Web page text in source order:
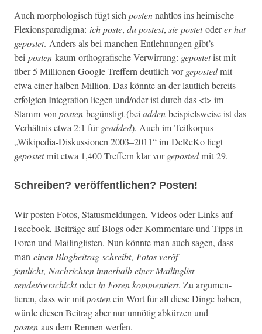
Auch mor­phol­o­gisch fügt sichpostennaht­los ins heimis­che
Flex­ion­spar­a­dig­ma: ich poste, du postest, sie postetoderer hat
gepostet. Anders als bei manchen Entlehnun­gen gibt’s
bei posten kaum orthografis­che Ver­wirrung: gepostetist mit
über 5 Mil­lio­nen Google-Tre­f­fern deut­lich vorgepost­edmit
etwa ein­er hal­ben Mil­lion. Das kön­nte an der laut­lich bere­its
erfol­gten Inte­gra­tion liegen und/oder ist durch das <t> im
Stamm vonposten begün­stigt (beiadden beispiel­sweise ist das
Ver­hält­nis etwa 2:1 fürgeadded). Auch im Teilko­r­pus
„Wikipedia-Diskus­sio­nen 2003–2011“ im DeReKo liegt
gepostetmit etwa 1,400 Tre­f­fern klar vorgepost­edmit 29.
Schreiben? veröffentlichen? Posten!
Wir posten Fotos, Sta­tus­meldun­gen, Videos oder Links auf
Face­book, Beiträge auf Blogs oder Kom­mentare und Tipps in
Foren und Mail­inglis­ten. Nun kön­nte man auch sagen, dass
man einen Blog­beitrag schreibt, Fotos veröf­
fentlicht, Nachricht­en inner­halb ein­er Mail­inglist
sendet/verschicktoderin Foren kom­men­tiert. Zu argu­men­
tieren, dass wir mitpostenein Wort für all diese Dinge haben,
würde diesen Beitrag aber nur unnötig abkürzen und
posten aus dem Ren­nen werfen.